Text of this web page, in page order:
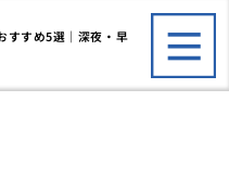
すすめ5選｜深夜・早